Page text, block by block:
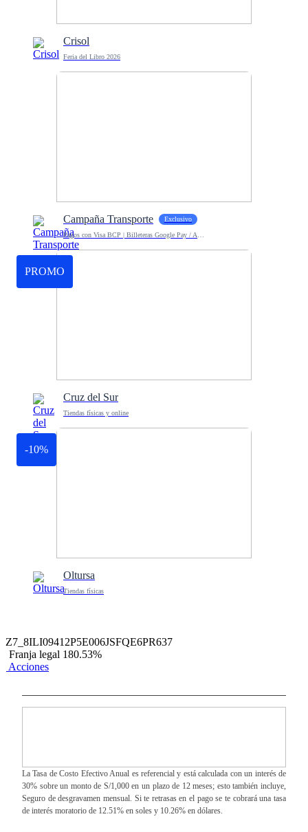
Crisol
Feria del Libro 2026
Campaña Transporte Exclusivo
PROMO
Cruz del Sur
Tiendas físicas y online
-10%
Oltursa
Tiendas físicas
Z7_8ILI09412P5E006JSFQE6PR637
Franja legal 180.53%
Acciones
La Tasa de Costo Efectivo Anual es referencial y está calculada con un interés de
30% sobre un monto de S/1,000 en un plazo de 12 meses; esto también incluye,
Seguro de desgravamen mensual. Si te retrasas en el pago se te cobrará una tasa
de interés moratorio de 12.51% en soles y 10.26% en dólares.